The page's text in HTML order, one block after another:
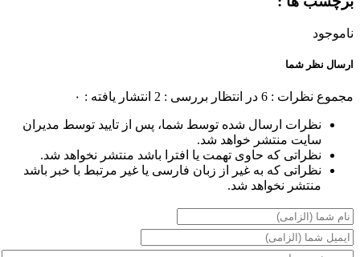
ناموجود
ارسال نظر شما
مجموع نظرات : 6 در انتظار بررسی : 2 انتشار یافته : ۰
نظرات ارسال شده توسط شما، پس از تایید توسط مدیران
سایت منتشر خواهد شد.
نظراتی که حاوی تهمت یا افترا باشد منتشر نخواهد شد.
نظراتی که به غیر از زبان فارسی یا غیر مرتبط با خبر باشد
منتشر نخواهد شد.